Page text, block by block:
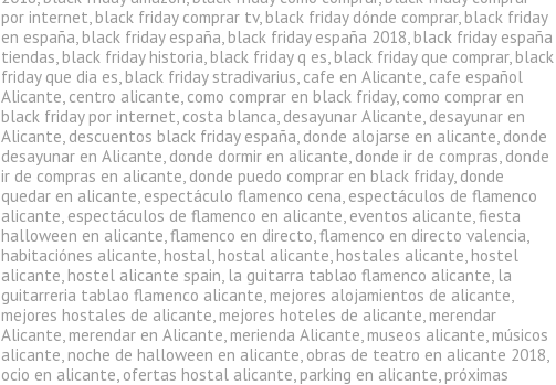
por internet, black friday comprar tv, black friday dónde comprar, black friday
en españa, black friday españa, black friday españa 2018, black friday españa
tiendas, black friday historia, black friday q es, black friday que comprar, black
friday que dia es, black friday stradivarius, cafe en Alicante, cafe español
Alicante, centro alicante, como comprar en black friday, como comprar en
black friday por internet, costa blanca, desayunar Alicante, desayunar en
Alicante, descuentos black friday españa, donde alojarse en alicante, donde
desayunar en Alicante, donde dormir en alicante, donde ir de compras, donde
ir de compras en alicante, donde puedo comprar en black friday, donde
quedar en alicante, espectáculo flamenco cena, espectáculos de flamenco
alicante, espectáculos de flamenco en alicante, eventos alicante,fiesta
halloween en alicante,flamenco en directo,flamenco en directo valencia,
habitaciónes alicante, hostal, hostal alicante, hostales alicante, hostel
alicante, hostel alicante spain, la guitarra tablao flamenco alicante, la
guitarreria tablao flamenco alicante, mejores alojamientos de alicante,
mejores hostales de alicante, mejores hoteles de alicante, merendar
Alicante, merendar en Alicante, merienda Alicante, museos alicante, músicos
alicante, noche de halloween en alicante, obras de teatro en alicante 2018,
ocio en alicante, ofertas hostal alicante, parking en alicante, próximas